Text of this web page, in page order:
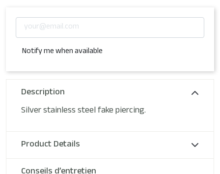
Notify me when available
Description
Silver stainless steel fake piercing.
Product Details